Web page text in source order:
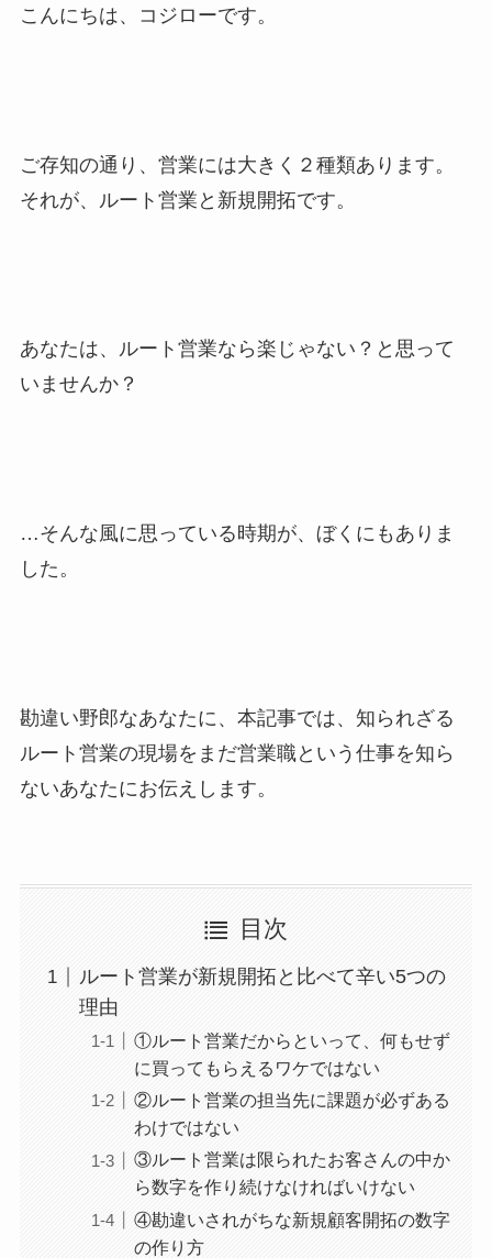
こんにちは、コジローです。
ご存知の通り、営業には大きく２種類あります。
それが、
ルート営業 と 新規開拓です。
あなたは、ルート営業なら楽じゃない？と思って
いませんか？
…そんな風に思っている時期が、ぼくにもありま
した。
勘違い野郎なあなたに、本記事では、 知られざる
ルート営業の現場をまだ営業職という仕事を知ら
ないあなたにお伝えします。
目次
ルート営業が新規開拓と比べて辛い5つの
理由
①ルート営業だからといって、何もせず
に買ってもらえるワケではない
②ルート営業の担当先に課題が必ずある
わけではない
③ルート営業は限られたお客さんの中か
ら数字を作り続けなければいけない
④勘違いされがちな新規顧客開拓の数字
の作り方